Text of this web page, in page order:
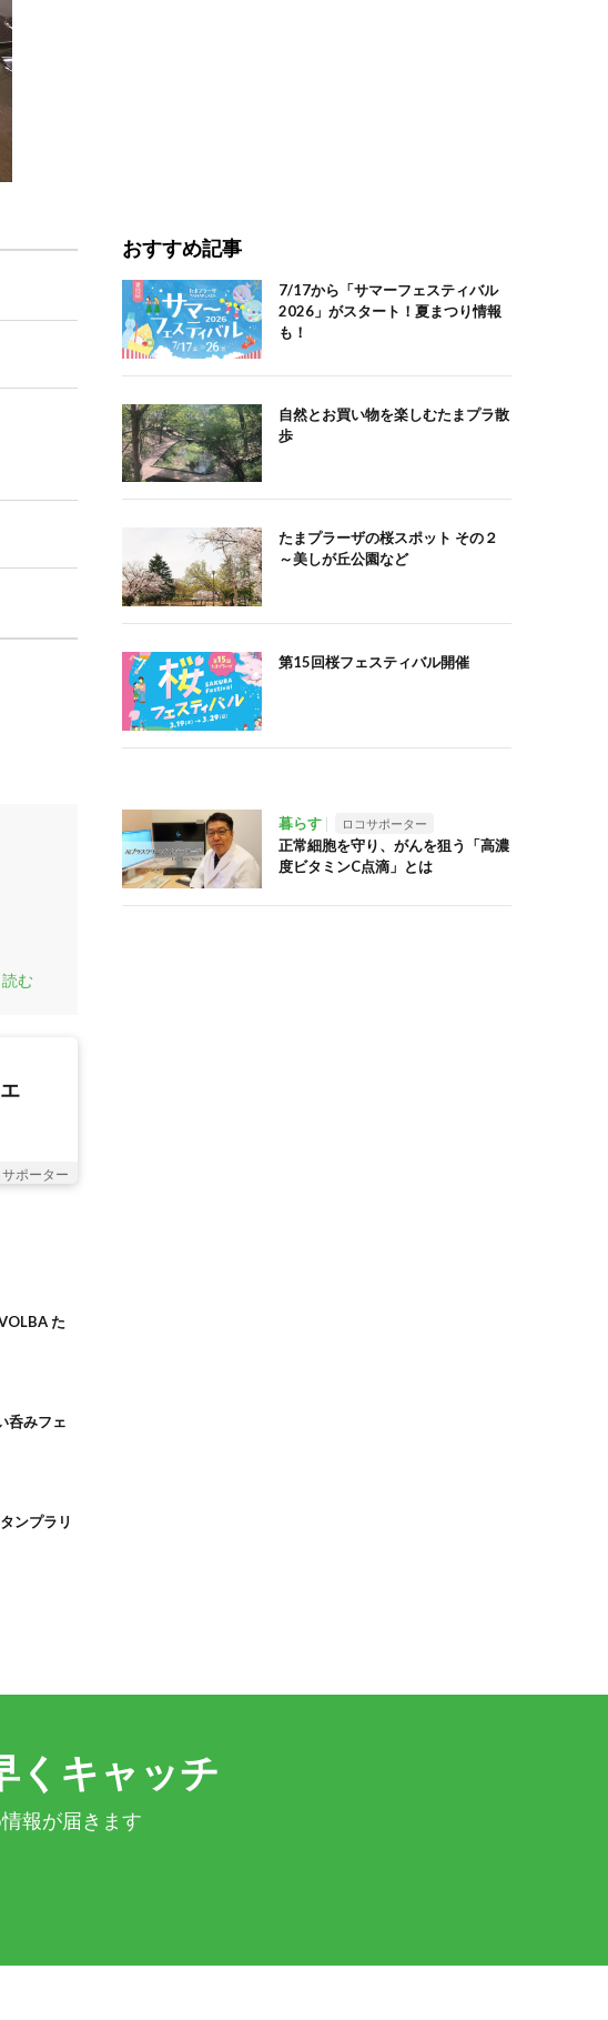
む
サポーター
た
呑みフェ
ンプラリ
おすすめ記事
7/17から「サマーフェスティバル
2026」がスタート！夏まつり情報
も！
自然とお買い物を楽しむたまプラ散
歩
たまプラーザの桜スポット その２
～美しが丘公園など
第15回桜フェスティバル開催
暮らす ロコサポーター
正常細胞を守り、がんを狙う「高濃
度ビタミンC点滴」とは
くキャッチ
報が届きます